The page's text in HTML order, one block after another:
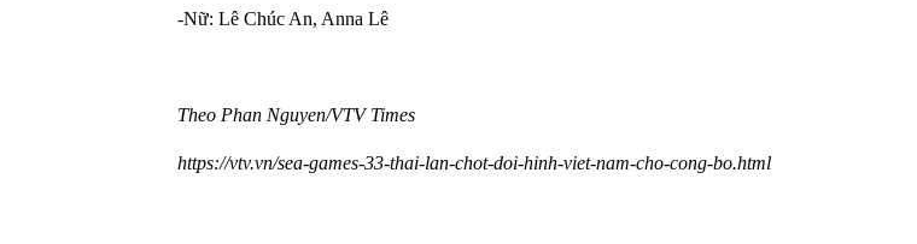
-Nữ: Lê Chúc An, Anna Lê
Theo Phan Nguyen/VTV Times
https://vtv.vn/sea-games-33-thai-lan-chot-doi-hinh-viet-nam-cho-cong-bo.html